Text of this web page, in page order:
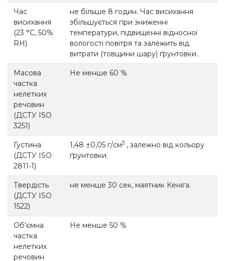
Час
висихання
(23 °С, 50%
RH)
не більше 8 годин. Час висихання
збільшується при зниженні
температури, підвищенні відносної
вологості повітря та залежить від
витрати (товщини шару) ґрунтовки.
Масова
частка
нелетких
речовин
(ДСТУ ISO
3251)
Не менше 60 %
Густина
(ДСТУ ISO
2811-1)
1,48 ±0,05 г/см3 , залежно від кольору
ґрунтовки.
Твердість
(ДСТУ ISO
1522)
не менше 30 сек, маятник Кеніга.
Об'ємна
частка
нелетких
речовин
Не менше 50 %